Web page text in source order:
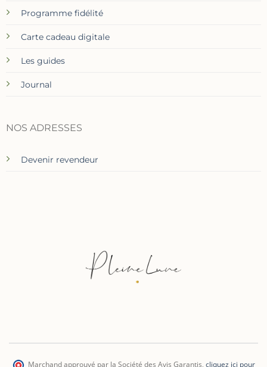
Programme fidélité
Carte cadeau digitale
Les guides
Journal
NOS ADRESSES
Devenir revendeur
Marchand approuvé par la Société des Avis Garantis, cliquez ici pour